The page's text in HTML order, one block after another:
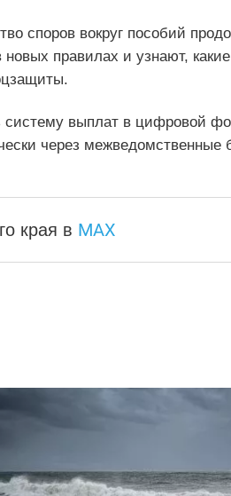
споров вокруг пособий
правилах и узнают,
систему выплат в цифровой
через межведомственные
края в MAX